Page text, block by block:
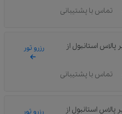
تماس با پشتیبانی
استانبول از
رزرو تور
تماس با پشتیبانی
استانبول از
رزرو تور